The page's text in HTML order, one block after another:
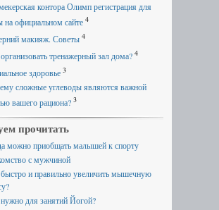
контора Олимп регистрация для
на официальном сайте 4
макияж. Советы 4
тренажерный зал дома? 4
здоровье 3
сложные углеводы являются важной
вашего рациона? 3
прочитать
можно приобщать малышей к спорту
с мужчиной
и правильно увеличить мышечную
для занятий Йогой?